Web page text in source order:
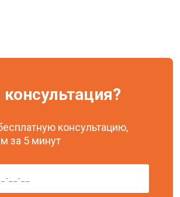
консультацию,
за 5 минут